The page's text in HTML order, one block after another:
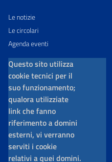
Le notizie
Le circolari
Agenda eventi
Questo sito utilizza
cookie tecnici per il
suo funzionamento;
qualora utilizziate
link che fanno
riferimento a domini
esterni, vi verranno
serviti i cookie
relativi a quei domini.